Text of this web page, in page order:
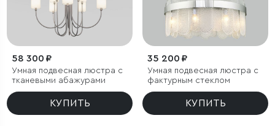
58 300 ₽
Умная подвесная люстра с
тканевыми абажурами
КУПИТЬ
35 200 ₽
Умная подвесная люстра с
фактурным стеклом
КУПИТЬ